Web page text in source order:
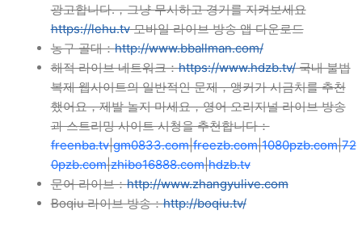
광고합니다.，그냥 무시하고 경기를 지켜보세요
https://lehu.tv모바일 라이브 방송 앱 다운로드
농구 골대：http://www.bballman.com/
해적 라이브 네트워크：https://www.hdzb.tv/국내 불법
복제 웹사이트의 일반적인 문제，앵커가 시금치를 추천
했어요，제발 놀지 마세요，영어 오리지널 라이브 방송
과 스트리밍 사이트 시청을 추천합니다：
freenba.tv|gm0833.com|freezb.com|1080pzb.com|72
0pzb.com|zhibo16888.com|hdzb.tv
문어 라이브：http://www.zhangyulive.com
Boqiu 라이브 방송：http://boqiu.tv/